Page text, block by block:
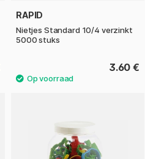
RAPID
Nietjes Standard 10/4 verzinkt
5000 stuks
3.60 €